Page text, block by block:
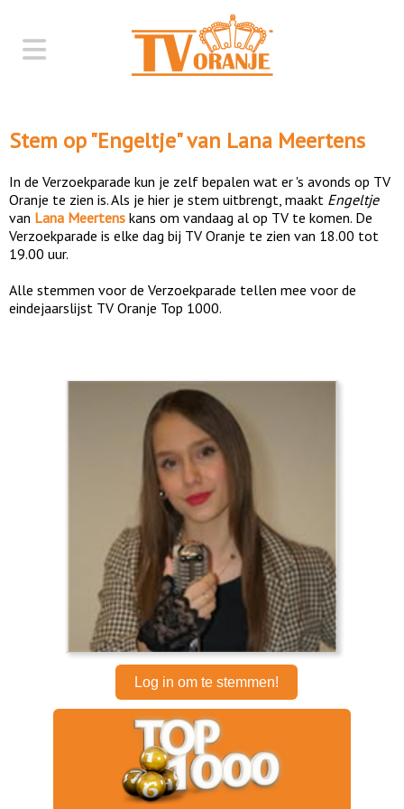
Stem op "Engeltje" van Lana Meertens
In de Verzoekparade kun je zelf bepalen wat er 's avonds op TV
Oranje te zien is. Als je hier je stem uitbrengt, maakt Engeltje
van Lana Meertens kans om vandaag al op TV te komen. De
Verzoekparade is elke dag bij TV Oranje te zien van 18.00 tot
19.00 uur.
Alle stemmen voor de Verzoekparade tellen mee voor de
eindejaarslijst TV Oranje Top 1000.
Log in om te stemmen!